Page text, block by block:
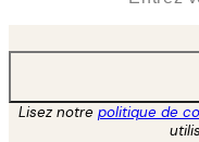
Lisez notre politique de